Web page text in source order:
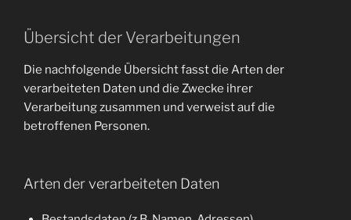
Übersicht der Verarbeitungen
Die nachfolgende Übersicht fasst die Arten der
verarbeiteten Daten und die Zwecke ihrer
Verarbeitung zusammen und verweist auf die
betroffenen Personen.
Arten der verarbeiteten Daten